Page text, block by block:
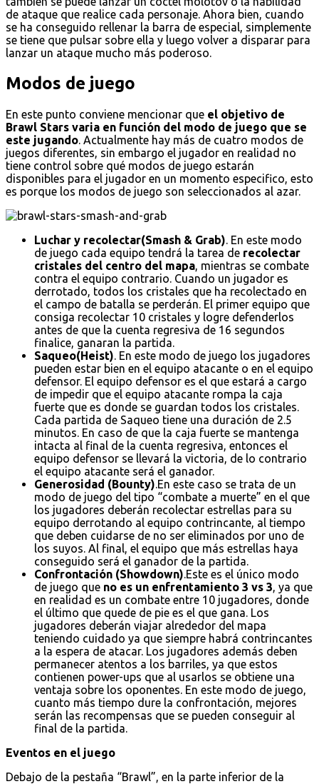
de ataque que realice cada personaje. Ahora bien, cuando
se ha conseguido rellenar la barra de especial, simplemente
se tiene que pulsar sobre ella y luego volver a disparar para
lanzar un ataque mucho más poderoso.
Modos de juego
En este punto conviene mencionar que el objetivo de
Brawl Stars varia en función del modo de juego que se
este jugando. Actualmente hay más de cuatro modos de
juegos diferentes, sin embargo el jugador en realidad no
tiene control sobre qué modos de juego estarán
disponibles para el jugador en un momento especifico, esto
es porque los modos de juego son seleccionados al azar.
Luchar y recolectar(Smash & Grab). En este modo
de juego cada equipo tendrá la tarea de recolectar
cristales del centro del mapa, mientras se combate
contra el equipo contrario. Cuando un jugador es
derrotado, todos los cristales que ha recolectado en
el campo de batalla se perderán. El primer equipo que
consiga recolectar 10 cristales y logre defenderlos
antes de que la cuenta regresiva de 16 segundos
finalice, ganaran la partida.
Saqueo(Heist). En este modo de juego los jugadores
pueden estar bien en el equipo atacante o en el equipo
defensor. El equipo defensor es el que estará a cargo
de impedir que el equipo atacante rompa la caja
fuerte que es donde se guardan todos los cristales.
Cada partida de Saqueo tiene una duración de 2.5
minutos. En caso de que la caja fuerte se mantenga
intacta al final de la cuenta regresiva, entonces el
equipo defensor se llevará la victoria, de lo contrario
el equipo atacante será el ganador.
Generosidad (Bounty).En este caso se trata de un
modo de juego del tipo “combate a muerte” en el que
los jugadores deberán recolectar estrellas para su
equipo derrotando al equipo contrincante, al tiempo
que deben cuidarse de no ser eliminados por uno de
los suyos. Al final, el equipo que más estrellas haya
conseguido será el ganador de la partida.
Confrontación (Showdown).Este es el único modo
de juego que no es un enfrentamiento 3 vs 3, ya que
en realidad es un combate entre 10 jugadores, donde
el último que quede de pie es el que gana. Los
jugadores deberán viajar alrededor del mapa
teniendo cuidado ya que siempre habrá contrincantes
a la espera de atacar. Los jugadores además deben
permanecer atentos a los barriles, ya que estos
contienen power-ups que al usarlos se obtiene una
ventaja sobre los oponentes. En este modo de juego,
cuanto más tiempo dure la confrontación, mejores
serán las recompensas que se pueden conseguir al
final de la partida.
Eventos en el juego
Debajo de la pestaña “Brawl”, en la parte inferior de la